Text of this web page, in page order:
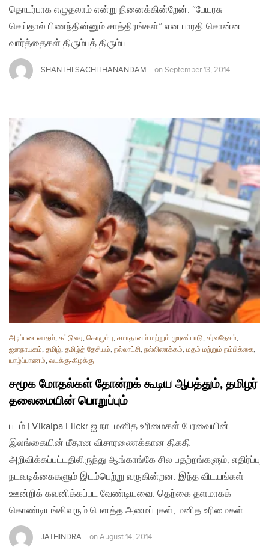
தொடர்பாக எழுதலாம் என்று நினைக்கின்றேன். “பேயரசு
செய்தால் பிணந்தின்னும் சாத்திரங்கள்” என பாரதி சொன்ன
வார்த்தைகள் திரும்பத் திரும்ப…
SHANTHI SACHITHANANDAM on September 13, 2014
அடிப்படைவாதம், கட்டுரை, கொழும்பு, சமாதானம் மற்றும் முரண்பாடு, சர்வதேசம்,
ஜனநாயகம், தமிழ், தமிழ்த் தேசியம், நல்லாட்சி, நல்லிணக்கம், மதம் மற்றும் நம்பிக்கை,
யாழ்ப்பாணம், வடக்கு-கிழக்கு
சமூக மோதல்கள் தோன்றக் கூடிய ஆபத்தும், தமிழர்
தலைமையின் பொறுப்பும்
படம் | Vikalpa Flickr ஜ.நா. மனித உரிமைகள் பேரவையின்
இலங்கையின் மீதான விசாரணைக்கான திகதி​
அறிவிக்கப்பட்டதிலிருந்து ஆங்காங்கே சில பதற்றங்களும், எதிர்ப்பு
நடவடிக்கைகளும் இடம்பெற்று வருகின்றன. இந்த விடயங்கள்
ஊன்றிக் கவனிக்கப்பட வேண்டியவை. தெற்கை தளமாகக்
கொண்டியங்கிவரும் பௌத்த அமைப்புகள், மனித உரிமைகள்…
JATHINDRA on August 14, 2014